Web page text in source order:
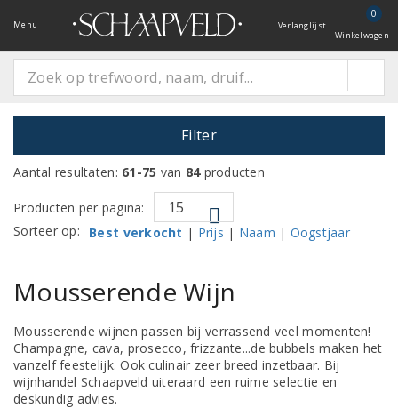
Menu Verlanglijst
0
Winkelwagen
Filter
Aantal resultaten: 61-75 van 84producten
Producten per pagina:
Sorteer op:
Best verkocht | Prijs | Naam | Oogstjaar
Mousserende Wijn
Mousserende wijnen passen bij verrassend veel momenten!
Champagne, cava, prosecco, frizzante...de bubbels maken het
vanzelf feestelijk. Ook culinair zeer breed inzetbaar. Bij
wijnhandel Schaapveld uiteraard een ruime selectie en
deskundig advies.